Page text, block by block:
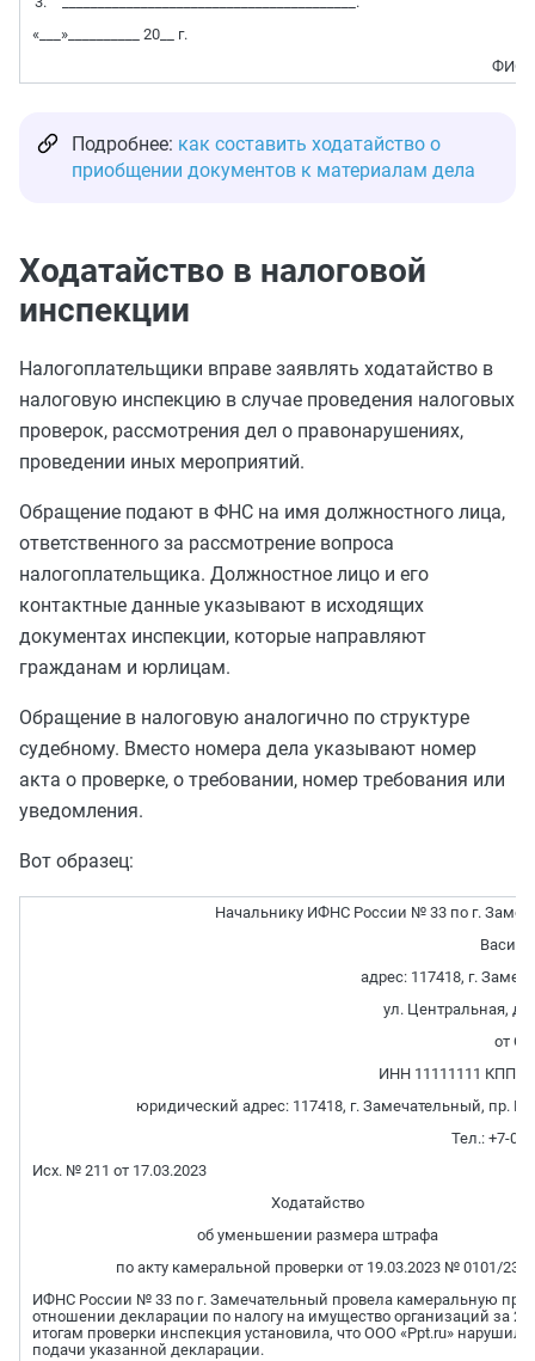
«___»__________ 20__ г.
ФИО
Подробнее: как составить ходатайство о
приобщении документов к материалам дела
Ходатайство в налоговой
инспекции
Налогоплательщики вправе заявлять ходатайство в
налоговую инспекцию в случае проведения налоговых
проверок, рассмотрения дел о правонарушениях,
проведении иных мероприятий.
Обращение подают в ФНС на имя должностного лица,
ответственного за рассмотрение вопроса
налогоплательщика. Должностное лицо и его
контактные данные указывают в исходящих
документах инспекции, которые направляют
гражданам и юрлицам.
Обращение в налоговую аналогично по структуре
судебному. Вместо номера дела указывают номер
акта о проверке, о требовании, номер требования или
уведомления.
Вот образец:
Начальнику ИФНС России № 33 по г.
адрес: 117418, г.
ул. Центральная, д.
от
ИНН 11111111 КПП
юридический адрес: 117418, г. Замечательный, пр.
Тел.: +7-
Исх. № 211 от 17.03.2023
Ходатайство
об уменьшении размера штрафа
по акту камеральной проверки от 19.03.2023 № 0101/23
ИФНС России № 33 по г. Замечательный провела камеральную
отношении декларации по налогу на имущество организаций за
итогам проверки инспекция установила, что ООО «Ppt.ru» нарушило
подачи указанной декларации.